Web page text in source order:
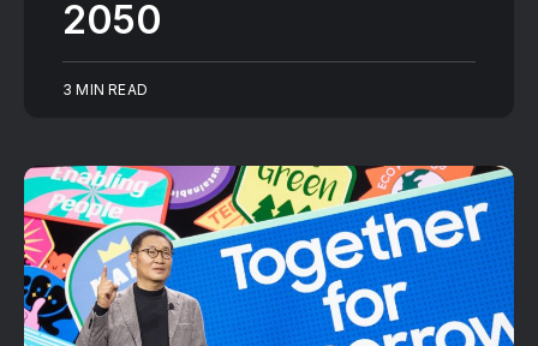
2050
3 MIN READ